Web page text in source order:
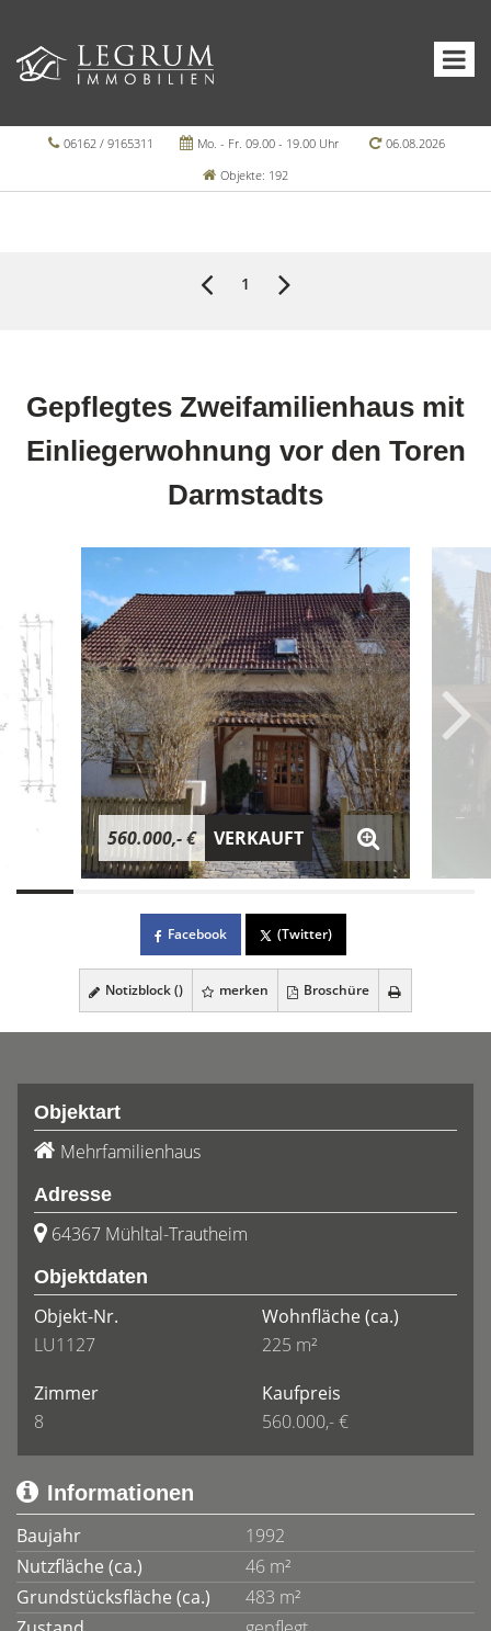
06162 / 9165311 Mo. - Fr. 09.00 - 19.00 Uhr
06.08.2026
Objekte: 192
1
Gepflegtes Zweifamilienhaus mit
Einliegerwohnung vor den Toren
Darmstadts
560.000,- € VERKAUFT
Facebook (Twitter)
Notizblock () merken Broschüre
Objektart
Mehrfamilienhaus
Adresse
64367 Mühltal-Trautheim
Objektdaten
Objekt-Nr.
LU1127
Wohnfläche(ca.)
225 m²
Zimmer
8
Kaufpreis
560.000,- €
Informationen
Baujahr
1992
Nutzfläche (ca.)
46 m²
Grundstücksfläche (ca.)
483 m²